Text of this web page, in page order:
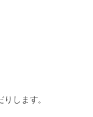
します。